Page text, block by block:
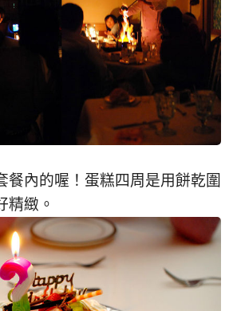
餐內的喔！蛋糕四周是用餅乾圍
精緻。